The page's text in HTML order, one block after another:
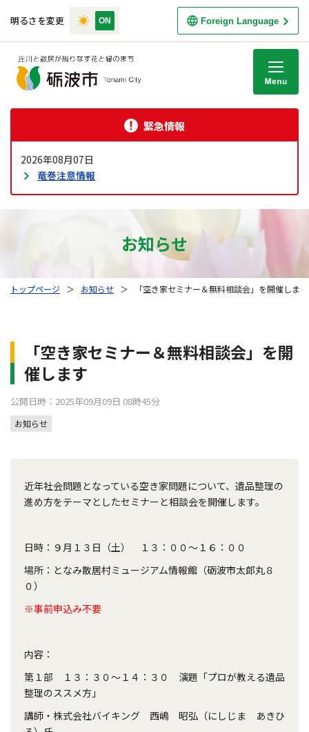
明るさを変更 Foreign Language
緊急情報
2026年08月07日
竜巻注意情報
お知らせ
トップページ ＞ お知らせ ＞ 「空き家セミナー＆無料相談会」を開催します
「空き家セミナー＆無料相談会」を開
催します
公開日時：2025年09月09日 08時45分
お知らせ
近年社会問題となっている空き家問題について、遺品整理の
進め方をテーマとしたセミナーと相談会を開催します。
日時：９月１３日（土） １３：００～１６：００
場所：となみ散居村ミュージアム情報館（砺波市太郎丸８
０）
※事前申込み不要
内容：
第１部 １３：３０～１４：３０ 演題「プロが教える遺品
整理のススメ方」
講師・株式会社バイキング 西嶋 昭弘（にしじま あきひ